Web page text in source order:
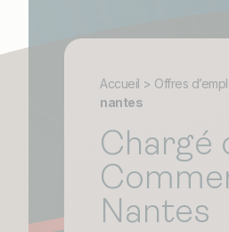
Accueil > Offres
nantes
Chargé
Nantes